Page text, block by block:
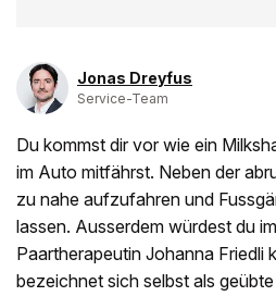
Jonas Dreyfus
Service-Team
Du kommst dir vor wie ein
im Auto mitfährst. Neben der
zu nahe aufzufahren und
lassen. Ausserdem würdest du
Paartherapeutin Johanna Friedli
bezeichnet sich selbst als